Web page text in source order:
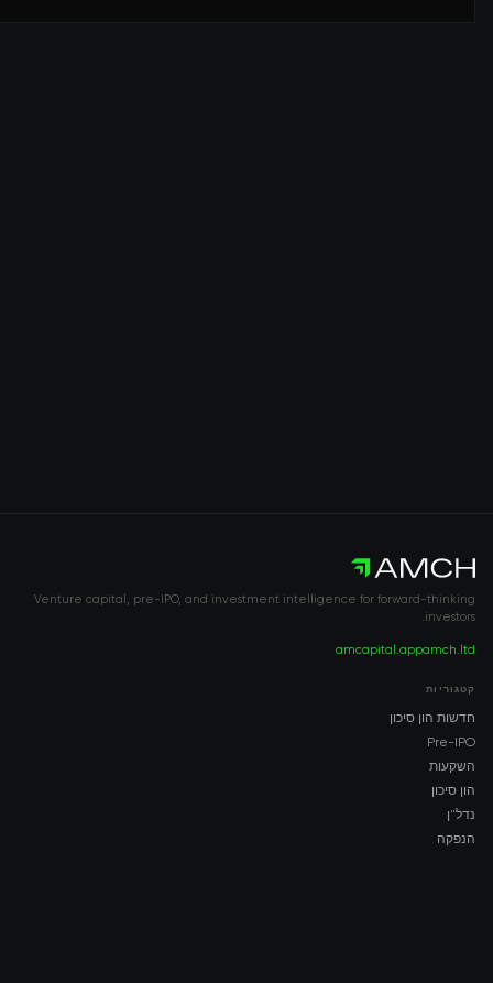
Venture capital, pre-IPO, and investment intelligence for forward-thinking
investors.
amch.ltd
amcapital.app
קטגוריות
חדשות הון סיכון
Pre-IPO
השקעות
הון סיכון
נדל"ן
הנפקה